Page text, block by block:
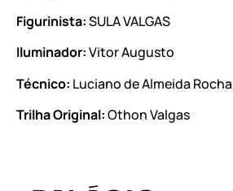
Figurinista:SULA VALGAS
Iluminador:Vitor Augusto
Técnico: Luciano de Almeida Rocha
Trilha Original:Othon Valgas